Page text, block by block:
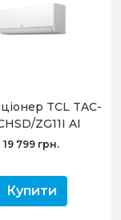
TCL TAC-
ZG11I AI
R32 WI-FI
19 799 грн.
Купити